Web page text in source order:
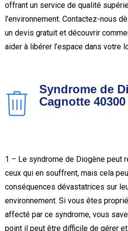
offrant un service de qualité
l’environnement. Contactez-nous
un devis gratuit et découvrir
aider à libérer l’espace dans votre
Syndrome de
Cagnotte 40300
1 – Le syndrome de Diogène peut
ceux qui en souffrent, mais cela
conséquences dévastatrices sur
environnement. Si vous êtes
affecté par ce syndrome, vous
point il peut être difficile de gérer